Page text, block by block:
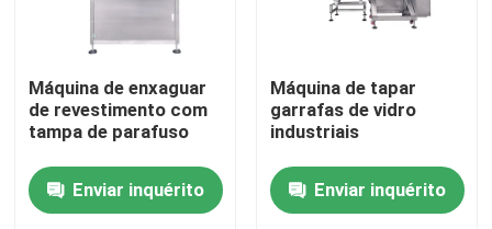
Casa
Produtos
Vídeos
Máquina de enxaguar
de revestimento com
tampa de parafuso
Enviar inquérito
Máquina de tapar
garrafas de vidro
industriais
Enviar inquérito